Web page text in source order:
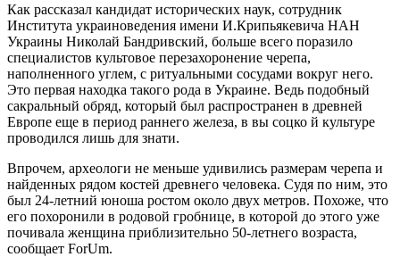
Как рассказал кандидат исторических наук, сотрудник
Института украиноведения имени И.Крипьякевича НАН
Украины Николай Бандривский, больше всего поразило
специалистов культовое перезахоронение черепа,
наполненного углем, с ритуальными сосудами вокруг него.
Это первая находка такого рода в Украине. Ведь подобный
сакральный обряд, который был распространен в древней
Европе еще в период раннего железа, в вы соцко й культуре
проводился лишь для знати.
Впрочем, археологи не меньше удивились размерам черепа и
найденных рядом костей древнего человека. Судя по ним, это
был 24-летний юноша ростом около двух метров. Похоже, что
его похоронили в родовой гробнице, в которой до этого уже
почивала женщина приблизительно 50-летнего возраста,
сообщает ForUm.